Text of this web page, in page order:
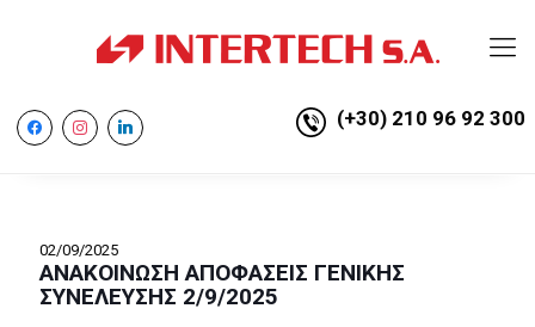
facebookinstagramlinkedin (+30) 210 96 92 300
02/09/2025
ΑΝΑΚΟΙΝΩΣΗ ΑΠΟΦΑΣΕΙΣ ΓΕΝΙΚΗΣ
ΣΥΝΕΛΕΥΣΗΣ 2/9/2025